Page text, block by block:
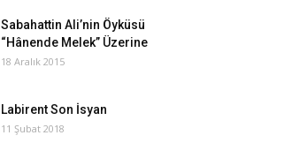
Sabahattin Ali’nin Öyküsü
“Hânende Melek” Üzerine
18 Aralık 2015
Labirent Son İsyan
11 Şubat 2018